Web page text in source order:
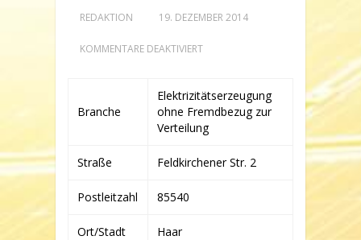
REDAKTION 19. DEZEMBER 2014
KOMMENTARE DEAKTIVIERTFÜR
GMBH
&
CO.KG
Branche
Elektrizitätserzeugung
ohne Fremdbezug zur
Verteilung
Straße Feldkirchener Str. 2
Postleitzahl 85540
Ort/Stadt Haar